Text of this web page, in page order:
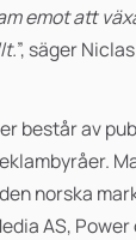
emot att
.”, säger
består av
norska
AS,